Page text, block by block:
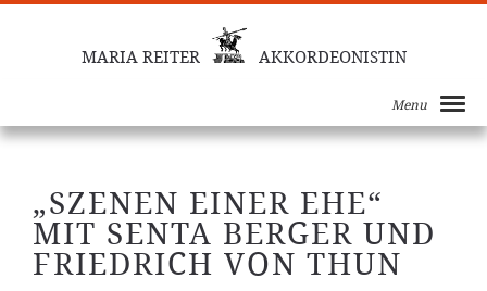
MARIA REITER AKKORDEONISTIN
Menu
„SZENEN EINER EHE“
MIT SENTA BERGER UND
FRIEDRICH VON THUN